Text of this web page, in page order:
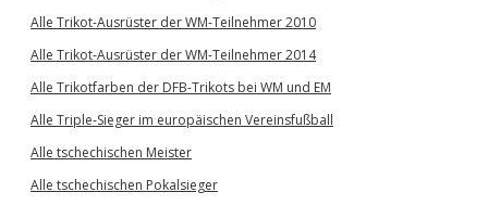
Alle Trikot-Ausrüster der WM-Teilnehmer 2010
Alle Trikot-Ausrüster der WM-Teilnehmer 2014
Alle Trikotfarben der DFB-Trikots bei WM und EM
Alle Triple-Sieger im europäischen Vereinsfußball
Alle tschechischen Meister
Alle tschechischen Pokalsieger